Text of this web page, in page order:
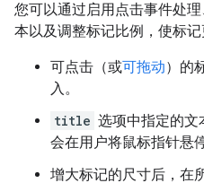
您可以通过启用点击事件处
本以及调整标记比例，使标记
可点击（或可拖动）的
入。
title 选项中指定的文
会在用户将鼠标指针悬
增大标记的尺寸后，在